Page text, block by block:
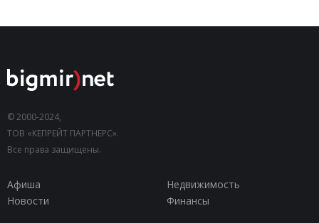
© 2000-2024,
ТОВ «КЕПРЕЙТ ПАРТНЕРС».
Все права защищены.
Афиша
Недвижимость
Новости
Финансы